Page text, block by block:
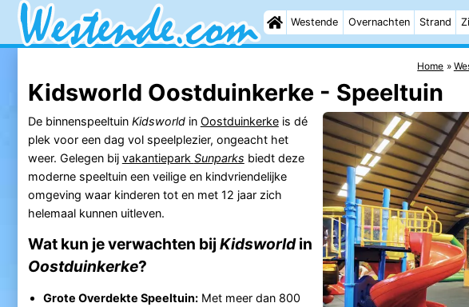
Westende Overnachten Strand
Home
Kidsworld Oostduinkerke - Speeltuin
De binnenspeeltuin Kidsworldin Oostduinkerkeis dé
plek voor een dag vol speelplezier, ongeacht het
weer. Gelegen bij vakantiepark Sunparks biedt deze
moderne speeltuin een veilige en kindvriendelijke
omgeving waar kinderen tot en met 12 jaar zich
helemaal kunnen uitleven.
Wat kun je verwachten bij Kidsworldin
Oostduinkerke?
Grote Overdekte Speeltuin:Met meer dan 800